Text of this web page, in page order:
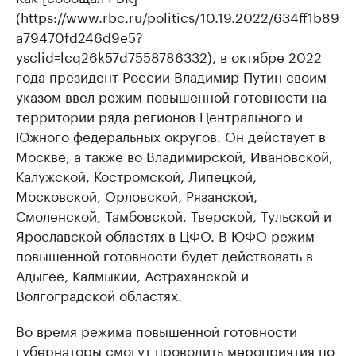
(https://www.rbc.ru/politics/10.19.2022/634ff1b89
a79470fd246d9e5?
ysclid=lcq26k57d7558786332), в октябре 2022
года президент России Владимир Путин своим
указом ввел режим повышенной готовности на
территории ряда регионов Центрального и
Южного федеральных округов. Он действует в
Москве, а также во Владимирской, Ивановской,
Калужской, Костромской, Липецкой,
Московской, Орловской, Рязанской,
Смоленской, Тамбовской, Тверской, Тульской и
Ярославской областях в ЦФО. В ЮФО режим
повышенной готовности будет действовать в
Адыгее, Калмыкии, Астраханской и
Волгоградской областях.
Во время режима повышенной готовности
губернаторы смогут проводить мероприятия по